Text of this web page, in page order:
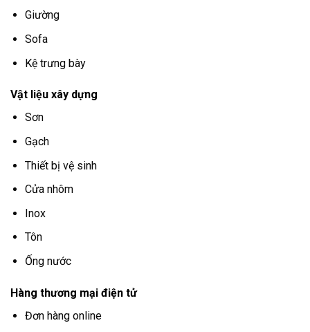
Giường
Sofa
Kệ trưng bày
Vật liệu xây dựng
Sơn
Gạch
Thiết bị vệ sinh
Cửa nhôm
Inox
Tôn
Ống nước
Hàng thương mại điện tử
Đơn hàng online